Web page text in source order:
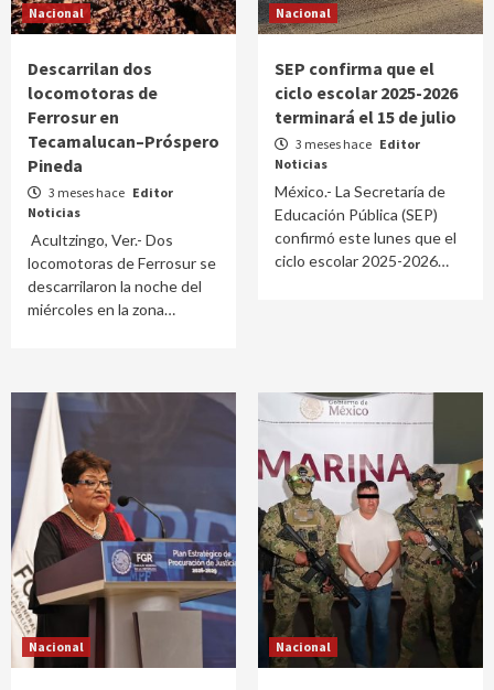
Nacional
Descarrilan dos
locomotoras de
Ferrosur en
Tecamalucan–Próspero
Pineda
3 meses hace Editor
Noticias
Acultzingo, Ver.- Dos
locomotoras de Ferrosur se
descarrilaron la noche del
miércoles en la zona…
Nacional
SEP confirma que el
ciclo escolar 2025-2026
terminará el 15 de julio
3 meses hace Editor
Noticias
México.- La Secretaría de
Educación Pública (SEP)
confirmó este lunes que el
ciclo escolar 2025-2026…
Nacional Nacional